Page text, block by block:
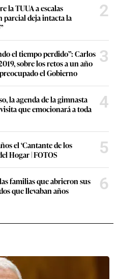
la TUUA a escalas
deja intacta la
2
el tiempo perdido”: Carlos
sobre los retos a un año
el Gobierno
3
la agenda de la gimnasta
que emocionará a toda
4
el ‘Cantante de los
Hogar | FOTOS
5
familias que abrieron sus
que llevaban años
6